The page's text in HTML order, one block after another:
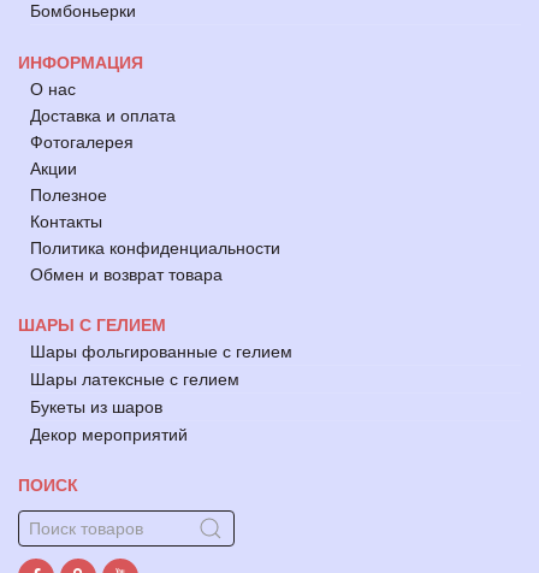
Бомбоньерки
ИНФОРМАЦИЯ
О нас
Доставка и оплата
Фотогалерея
Акции
Полезное
Контакты
Политика конфиденциальности
Обмен и возврат товара
ШАРЫ С ГЕЛИЕМ
Шары фольгированные с гелием
Шары латексные с гелием
Букеты из шаров
Декор мероприятий
ПОИСК